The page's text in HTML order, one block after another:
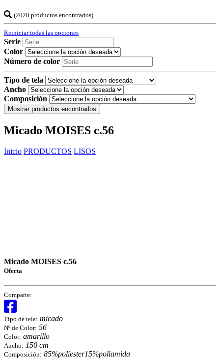
(2028 productos encontrados)
Reiniciar todas las opciones
Serie
Color
Número de color
Tipo de tela
Ancho
Composición
Mostrar productos encontrados
Micado MOISES c.56
Inicio PRODUCTOS LISOS
Micado MOISES c.56
Oferta
Comparte:
Tipo de tela: micado
Nº de Color: 56
Color: amarillo
Ancho: 150 cm
Composición: 85%poliester15%poliamida